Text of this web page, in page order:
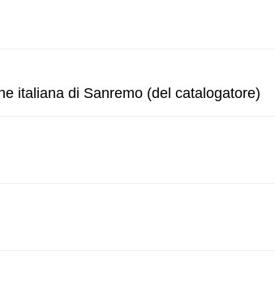
italiana di Sanremo (del catalogatore)